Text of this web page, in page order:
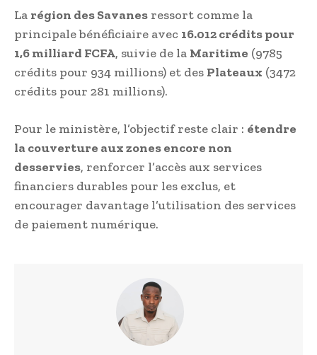
La région des Savanes ressort comme la
principale bénéficiaire avec 16.012 crédits pour
1,6 milliard FCFA, suivie de la Maritime (9785
crédits pour 934 millions) et des Plateaux (3472
crédits pour 281 millions).
Pour le ministère, l’objectif reste clair : étendre
la couverture aux zones encore non
desservies, renforcer l’accès aux services
financiers durables pour les exclus, et
encourager davantage l’utilisation des services
de paiement numérique.